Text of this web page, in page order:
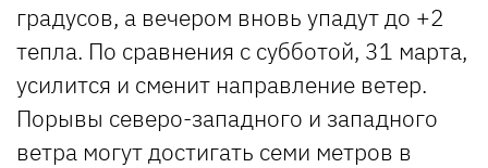
градусов, а вечером вновь упадут до +2
тепла. По сравнения с субботой, 31 марта,
усилится и сменит направление ветер.
Порывы северо-западного и западного
ветра могут достигать семи метров в